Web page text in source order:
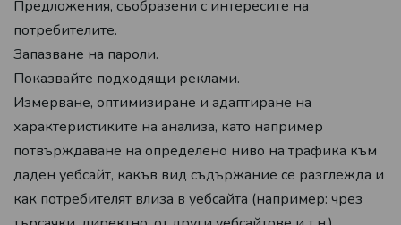
Предложения, съобразени с интересите на
потребителите.
Запазване на пароли.
Показвайте подходящи реклами.
Измерване, оптимизиране и адаптиране на
характеристиките на анализа, като например
потвърждаване на определено ниво на трафика към
даден уебсайт, какъв вид съдържание се разглежда и
как потребителят влиза в уебсайта (например: чрез